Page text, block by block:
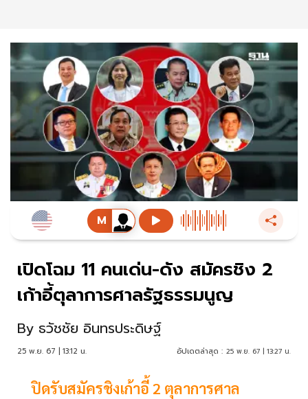
เปิดโฉม 11 คนเด่น-ดัง สมัครชิง 2
เก้าอี้ตุลาการศาลรัฐธรรมนูญ
By ธวัชชัย อินทรประดิษฐ์
25 พ.ย. 67 | 13:12 น. อัปเดตล่าสุด : 25 พ.ย. 67 | 13:27 น.
ปิดรับสมัครชิงเก้าอี้ 2 ตุลาการศาล